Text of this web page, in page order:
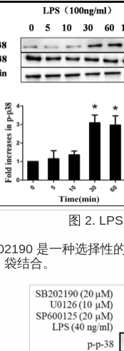
图 2. LPS
是一种选择性的
结合。